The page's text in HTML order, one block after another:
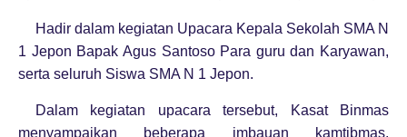
Hadir dalam kegiatan Upacara Kepala Sekolah SMA N
1 Jepon Bapak Agus Santoso Para guru dan Karyawan,
serta seluruh Siswa SMA N 1 Jepon.
Dalam kegiatan upacara tersebut, Kasat Binmas
menyampaikan beberapa imbauan kamtibmas,